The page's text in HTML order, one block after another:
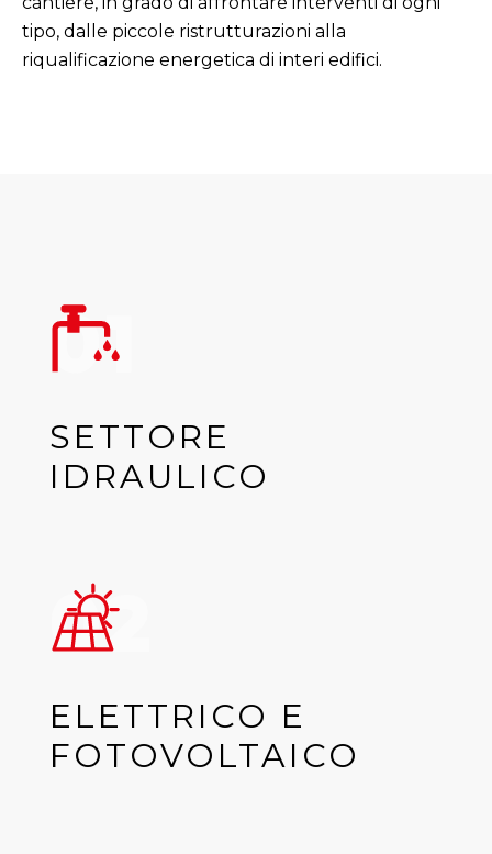
tipo, dalle piccole ristrutturazioni alla
riqualificazione energetica di interi edifici.
01
SETTORE
IDRAULICO
02
ELETTRICO E
FOTOVOLTAICO